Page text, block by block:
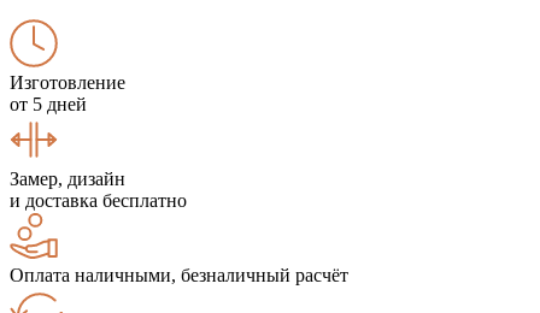
Изготовление
от 5 дней
Замер, дизайн
и доставка бесплатно
Оплата наличными, безналичный расчёт